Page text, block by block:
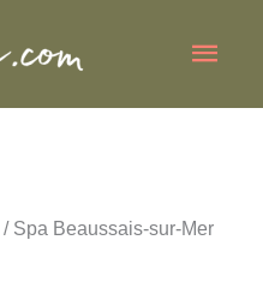
/ Spa Beaussais-sur-Mer